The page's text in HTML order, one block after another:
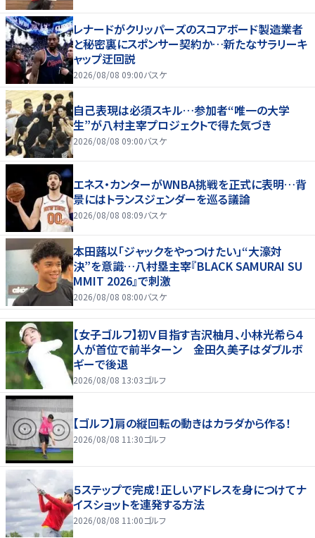
レナードがクリッパーズのスコアボード製造業者
と秘密裏にスポンサー契約か‬…新たなサラリーキ
ャップ迂回説
2026/08/08 09:00バスケ
自己表現は必須スキル…参加者“唯一の大学
生”が八村主宰プロジェクトで得た気づき
2026/08/08 09:00バスケ
エネス・カンターがWNBA挑戦を正式に表明…背
景にはトランスジェンダーを巡る議論
2026/08/08 08:09バスケ
本田蕗以「ジャックをやっつけたい」“大濠対
決”を意識…八村塁主宰『BLACK SAMURAI SU
MMIT 2026』で刺激
2026/08/08 08:00バスケ
【女子ゴルフ】初Ｖ目指す吉沢柚月、小林光希ら４
人が首位で前半ターン 金田久美子はダブルボ
ギーで後退
2026/08/08 13:03ゴルフ
【ゴルフ】肩の縦回転の動きはカラダから作る！
2026/08/08 11:30ゴルフ
５ステップで完成！正しいアドレスを身につけてナ
イスショットを連発する方法
2026/08/08 11:00ゴルフ